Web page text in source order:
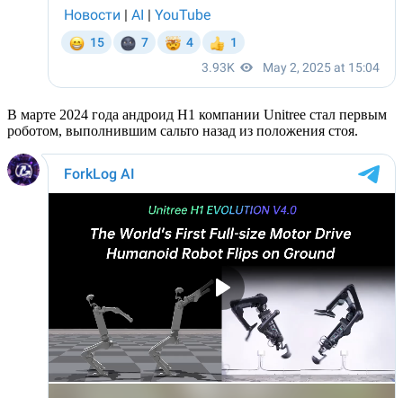
В марте 2024 года андроид H1 компании Unitree стал первым
роботом, выполнившим сальто назад из положения стоя.